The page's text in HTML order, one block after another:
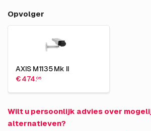
Opvolger
AXIS M1135 Mk II
€ 474.05
Wilt u persoonlijk advies over
alternatieven?